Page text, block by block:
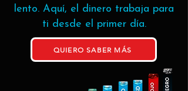
lento. Aquí, el dinero trabaja para
ti desde el primer día.
QUIERO SABER MÁS